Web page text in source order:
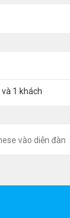
1 khách
vào diễn đàn